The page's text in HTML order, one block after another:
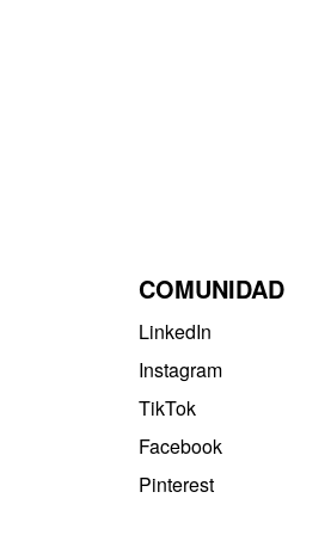
COMUNIDAD
LinkedIn
Instagram
TikTok
Facebook
Pinterest